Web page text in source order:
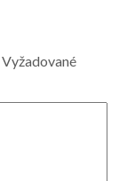
Vyžadované